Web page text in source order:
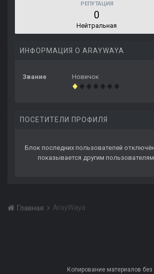
РЕПУТАЦИЯ
0
Нейтральная
ИНФОРМАЦИЯ О ARAYWAYA
Звание Новичок
ПОСЕТИТЕЛИ ПРОФИЛЯ
Блок последних пользователей
показывается другим
Главная ArayWaya
Копирование материалов